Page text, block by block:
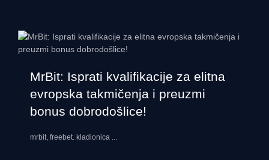
MrBit: Isprati kvalifikacije za elitna
evropska takmičenja i preuzmi
bonus dobrodošlice!
mrbit, freebet. kladionica ...